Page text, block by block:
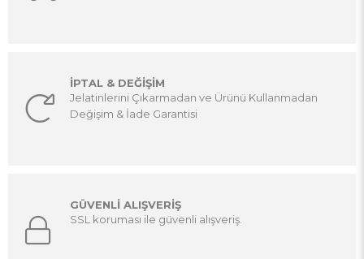
İPTAL & DEĞİŞİM
Jelatinlerini Çıkarmadan ve Ürünü Kullanmadan
Değişim & İade Garantisi
GÜVENLİ ALIŞVERİŞ
SSL koruması ile güvenli alışveriş.